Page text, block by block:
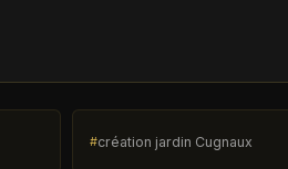
création jardin Cugnaux